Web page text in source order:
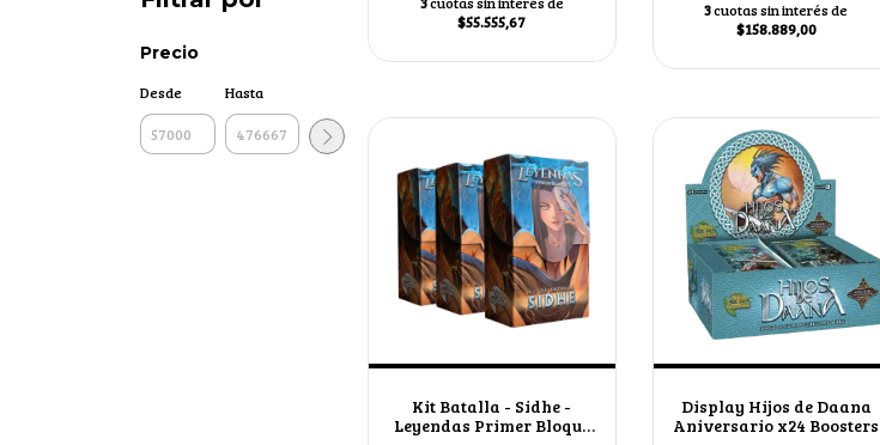
Precio
Desde Hasta
$55.555,67
3cuotas sin interés de
$158.889,00
Kit Batalla - Sidhe -
Leyendas Primer Bloque
Display Hijos de Daana
Aniversario x24 Boosters